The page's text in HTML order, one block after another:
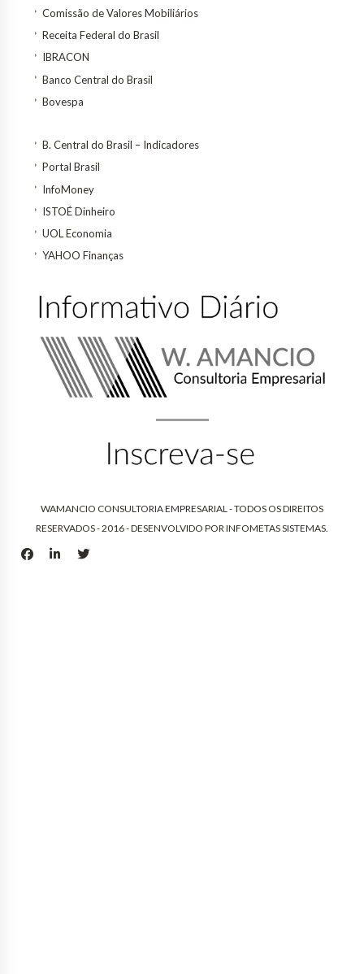
Comissão de Valores Mobiliários
Receita Federal do Brasil
IBRACON
Banco Central do Brasil
Bovespa
B. Central do Brasil – Indicadores
Portal Brasil
InfoMoney
ISTOÉ Dinheiro
UOL Economia
YAHOO Finanças
WAMANCIO CONSULTORIA EMPRESARIAL - TODOS OS DIREITOS
RESERVADOS - 2016 - DESENVOLVIDO POR INFOMETAS SISTEMAS